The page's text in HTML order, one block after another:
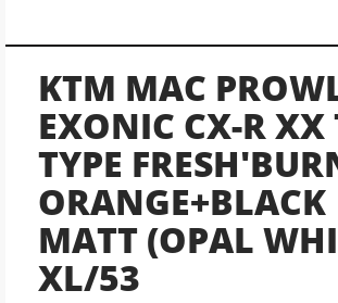
KTM MAC
EXONIC CX-R XX
TYPE
ORANGE+BLACK
MATT (OPAL
XL/53